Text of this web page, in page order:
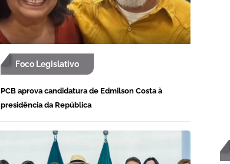
Foco Legislativo
PCB aprova candidatura de Edmilson Costa à
presidência da República